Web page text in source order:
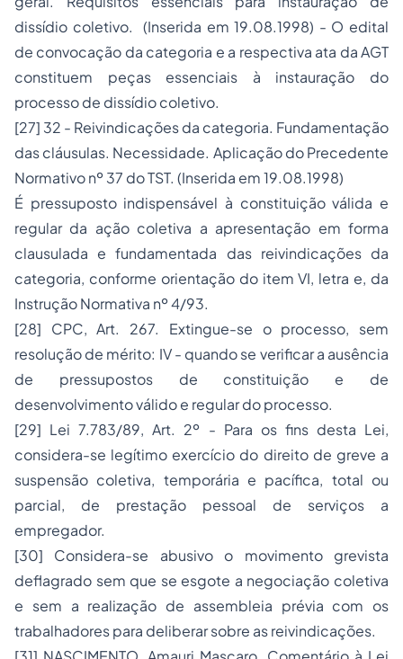
dissídio coletivo. (Inserida em 19.08.1998) - O edital
de convocação da categoria e a respectiva ata da AGT
constituem peças essenciais à instauração do
processo de dissídio coletivo.
[27] 32 - Reivindicações da categoria. Fundamentação
das cláusulas. Necessidade. Aplicação do Precedente
Normativo nº 37 do TST. (Inserida em 19.08.1998)
É pressuposto indispensável à constituição válida e
regular da ação coletiva a apresentação em forma
clausulada e fundamentada das reivindicações da
categoria, conforme orientação do item VI, letra e, da
Instrução Normativa nº 4/93.
[28] CPC, Art. 267. Extingue-se o processo, sem
resolução de mérito: IV - quando se verificar a ausência
de pressupostos de constituição e de
desenvolvimento válido e regular do processo.
[29] Lei 7.783/89, Art. 2º - Para os fins desta Lei,
considera-se legítimo exercício do direito de greve a
suspensão coletiva, temporária e pacífica, total ou
parcial, de prestação pessoal de serviços a
empregador.
[30] Considera-se abusivo o movimento grevista
deflagrado sem que se esgote a negociação coletiva
e sem a realização de assembleia prévia com os
trabalhadores para deliberar sobre as reivindicações.